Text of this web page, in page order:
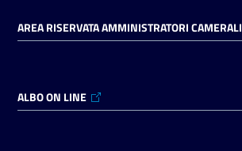
in
digitale
AREA RISERVATA AMMINISTRATORI CAMERALI
ALBO ON LINE